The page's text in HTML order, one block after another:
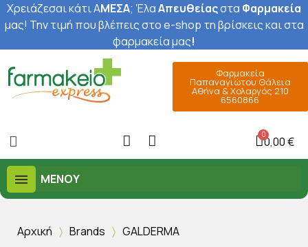
Χρειάζεσαι κάτι ΑΜΕΣΑ; ΈλαΑπευθείαςστα Φαρμακεία
μας! Την τιμή που βλέπεις στο e-shop τη βρίσκεις και στα
φαρμακεία μας!
Φαρμακεία
Παπαναγιώτου Θάλεια
Αθήνα & Χολαργός 210
6560866
0,00 €
ΜΕΝΟΎ
Αρχική Brands GALDERMA